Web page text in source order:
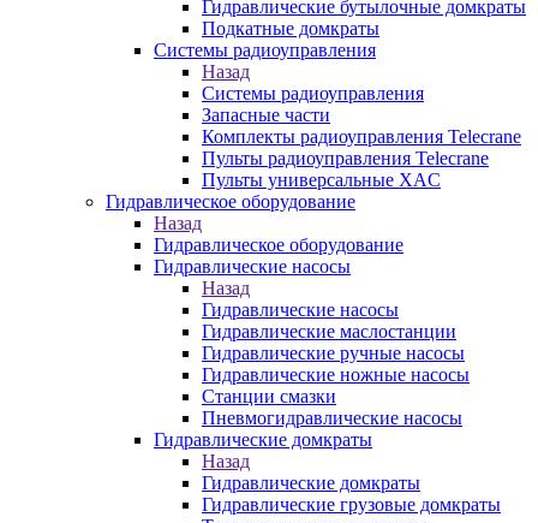
Гидравлические бутылочные домкраты
Подкатные домкраты
Системы радиоуправления
Назад
Системы радиоуправления
Запасные части
Комплекты радиоуправления Telecrane
Пульты радиоуправления Telecrane
Пульты универсальные XAC
Гидравлическое оборудование
Назад
Гидравлическое оборудование
Гидравлические насосы
Назад
Гидравлические насосы
Гидравлические маслостанции
Гидравлические ручные насосы
Гидравлические ножные насосы
Станции смазки
Пневмогидравлические насосы
Гидравлические домкраты
Назад
Гидравлические домкраты
Гидравлические грузовые домкраты